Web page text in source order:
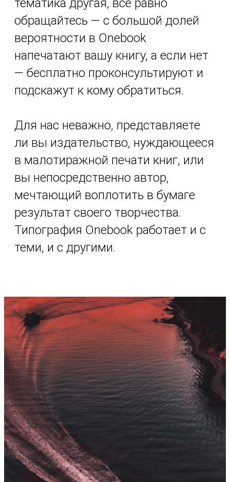
тематика другая, все равно
обращайтесь — с большой долей
вероятности в Onebook
напечатают вашу книгу, а если нет
— бесплатно проконсультируют и
подскажут к кому обратиться.
Для нас неважно, представляете
ли вы издательство, нуждающееся
в малотиражной печати книг, или
вы непосредственно автор,
мечтающий воплотить в бумаге
результат своего творчества.
Типография Onebook работает и с
теми, и с другими.